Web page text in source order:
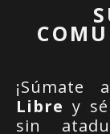
¡Súmate
Libre y
sin